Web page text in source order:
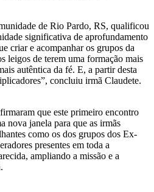
de Rio Pardo, RS, qualificou
significativa de aprofundamento
criar e acompanhar os grupos da
leigos de terem uma formação mais
autêntica da fé. E, a partir desta
concluiu irmã Claudete.
que este primeiro encontro
nova janela para que as irmãs
como os dos grupos dos Ex-
presentes em toda a
ampliando a missão e a